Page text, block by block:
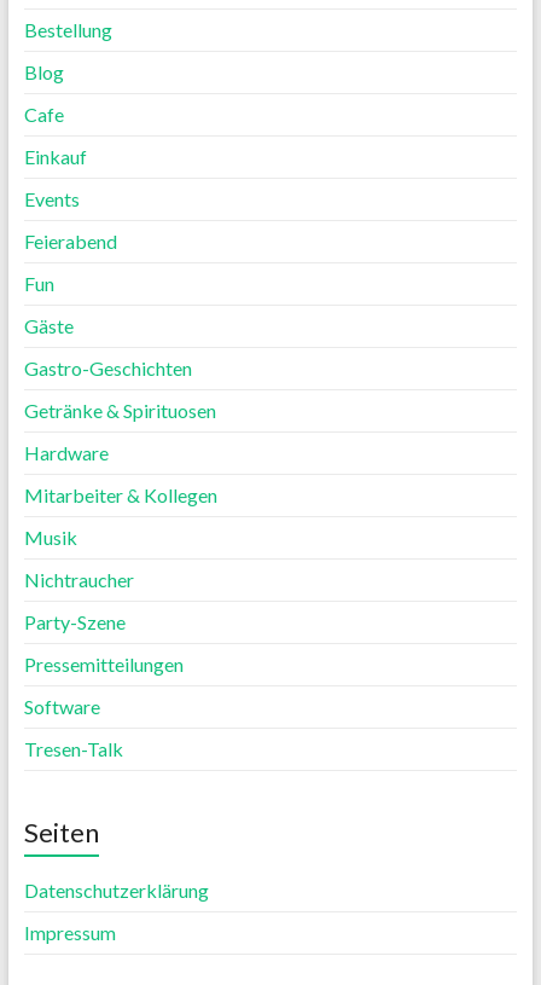
Bestellung
Blog
Cafe
Einkauf
Events
Feierabend
Fun
Gäste
Gastro-Geschichten
Getränke & Spirituosen
Hardware
Mitarbeiter & Kollegen
Musik
Nichtraucher
Party-Szene
Pressemitteilungen
Software
Tresen-Talk
Seiten
Datenschutzerklärung
Impressum